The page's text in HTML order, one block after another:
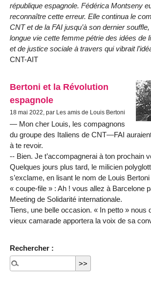
république espagnole. Fédérica Montseny
reconnaître cette erreur. Elle continua le
CNT et de la FAI jusqu’à son dernier
longue vie cette femme pétrie des idées de
et de justice sociale à travers qui vibrait
CNT-AIT
Bertoni et la Révolution
espagnole
18 mai 2022, par Les amis de Louis Bertoni
— Mon cher Louis, les compagnons
du groupe des Italiens de CNT—FAI
à te revoir.
-- Bien. Je t’accompagnerai à ton prochain
Quelques jours plus tard, le milicien
s’exclame, en lisant le nom de Louis
« coupe-file » : Ah ! vous allez à Barcelone
Meeting de Solidarité internationale.
Tiens, une belle occasion. « In petto » nous
vieux camarade apportera la voix de sa
Rechercher :